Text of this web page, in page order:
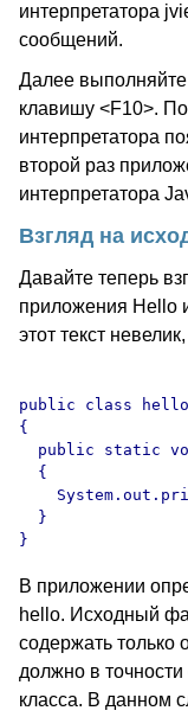
интерпретатора
сообщений.
Далее
клавишу <F10>.
интерпретатора
второй раз
интерпретатора
Взгляд на
Давайте теперь
приложения Hello
этот текст
public class hello
{
public static
  {
  }
В приложении
hello. Исходный
содержать только
должно в точности
класса. В данном